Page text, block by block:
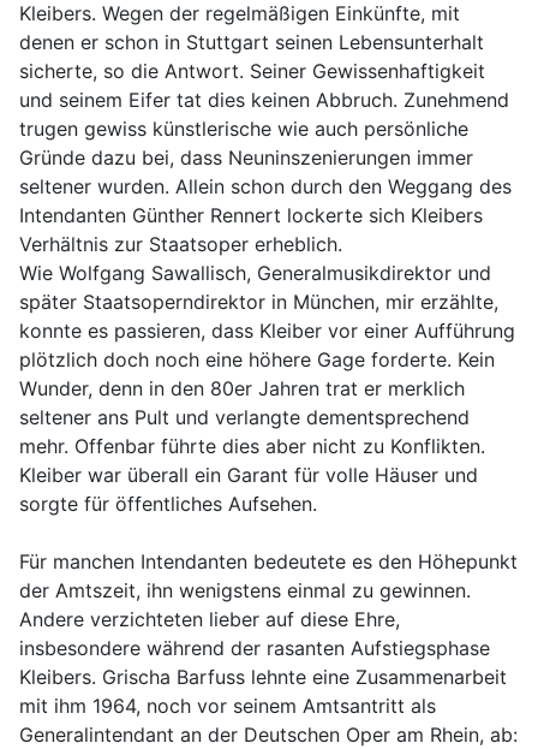
Kleibers. Wegen der regelmäßigen Einkünfte, mit
denen er schon in Stuttgart seinen Lebensunterhalt
sicherte, so die Antwort. Seiner Gewissenhaftigkeit
und seinem Eifer tat dies keinen Abbruch. Zunehmend
trugen gewiss künstlerische wie auch persönliche
Gründe dazu bei, dass Neuninszenierungen immer
seltener wurden. Allein schon durch den Weggang des
Intendanten Günther Rennert lockerte sich Kleibers
Verhältnis zur Staatsoper erheblich.
Wie Wolfgang Sawallisch, Generalmusikdirektor und
später Staatsoperndirektor in München, mir erzählte,
konnte es passieren, dass Kleiber vor einer Aufführung
plötzlich doch noch eine höhere Gage forderte. Kein
Wunder, denn in den 80er Jahren trat er merklich
seltener ans Pult und verlangte dementsprechend
mehr. Offenbar führte dies aber nicht zu Konflikten.
Kleiber war überall ein Garant für volle Häuser und
sorgte für öffentliches Aufsehen.
Für manchen Intendanten bedeutete es den Höhepunkt
der Amtszeit, ihn wenigstens einmal zu gewinnen.
Andere verzichteten lieber auf diese Ehre,
insbesondere während der rasanten Aufstiegsphase
Kleibers. Grischa Barfuss lehnte eine Zusammenarbeit
mit ihm 1964, noch vor seinem Amtsantritt als
Generalintendant an der Deutschen Oper am Rhein, ab: